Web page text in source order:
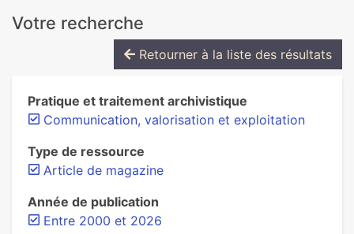
Votre recherche
Retourner à la liste des résultats
Pratique et traitement archivistique
Communication, valorisation et exploitation
Type de ressource
Article de magazine
Année de publication
Entre 2000 et 2026